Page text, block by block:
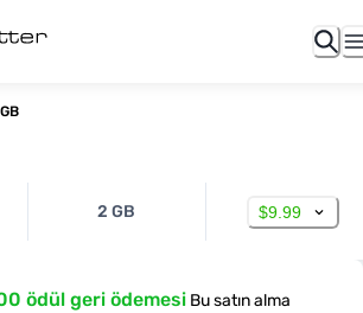
2 GB $9.99
ödül geri ödemesi Bu satın alma